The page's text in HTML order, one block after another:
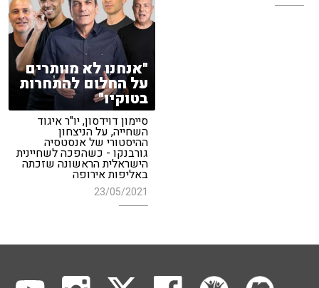
"אנחנו לא מוותרים
על החלום להתחרות
בטוקיו"
סיימון דוידסון, יו"ר איגוד
השחייה, על הניצחון
ההיסטורי של אנסטסיה
גורבנקו - כשהפכה לשחיינית
הישראלית הראשונה שזכתה
באליפות אירופה
23/05/2021